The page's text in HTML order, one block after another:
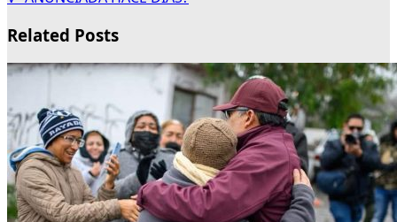
Related Posts